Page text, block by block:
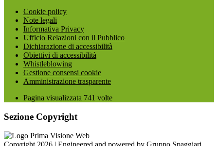
Cookie policy
Note legali
Informativa Privacy
Ufficio Relazioni con il Pubblico
Dichiarazione di accessibilità
Obiettivi di accessibilità
Whistleblowing
Gestione consensi cookie
Amministrazione trasparente
Pagina visualizzata 741 volte
Sezione Copyright
Copyright 2026 | Engineered and powered by Gruppo Spaggiari